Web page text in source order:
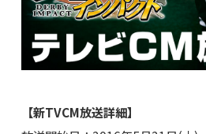
【新TVCM放送詳細】